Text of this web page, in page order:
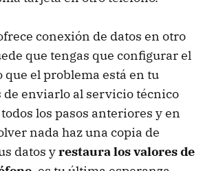
conexión de datos en otro
que tengas que configurar el
que el problema está en tu
de enviarlo al servicio técnico
los pasos anteriores y en
nada haz una copia de
datos yrestaura los valores de